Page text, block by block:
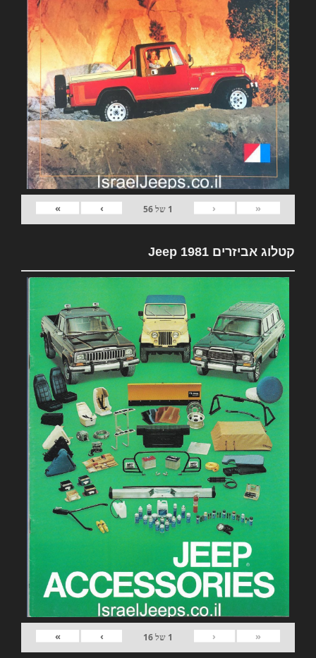
«
‹
1 של56
›
»
קטלוג אביזרים 1981 Jeep
«
‹
1 של16
›
»